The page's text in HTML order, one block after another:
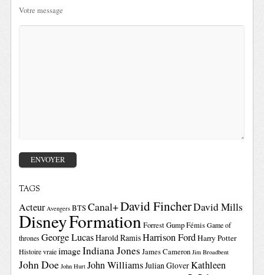
Votre message
TAGS
Acteur Avengers BTSCanal+David FincherDavid Mills
DisneyFormationForrest GumpFémis Game of
thrones George LucasHarold RamisHarrison FordHarry Potter
Histoire vraie imageIndiana Jones James Cameron Jim Broadbent
John Doe John Hurt John WilliamsJulian GloverKathleen